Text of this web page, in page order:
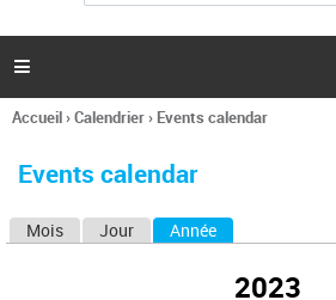
l
c
h
e

Vous
ici
Accueil›Calendrier› Events calendar
Events calendar
Mois Jour Année
2023